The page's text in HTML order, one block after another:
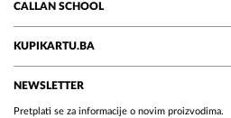
CALLAN SCHOOL
KUPIKARTU.BA
NEWSLETTER
Pretplati se za informacije o novim proizvodima.